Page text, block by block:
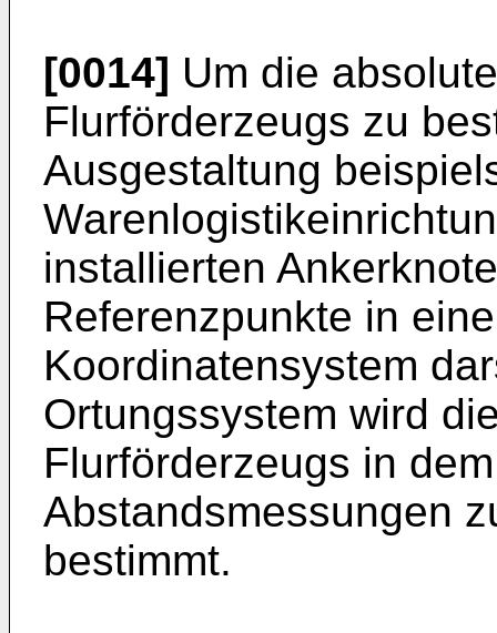
[0014] Um die
Flurförderzeugs zu
Ausgestaltung
installierten
Referenzpunkte in
Koordinatensystem
Ortungssystem wird
Flurförderzeugs in
Abstandsmessungen
bestimmt.